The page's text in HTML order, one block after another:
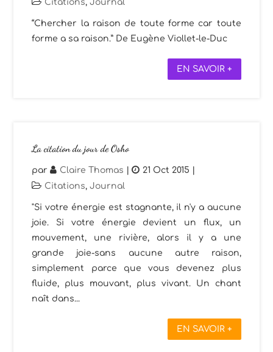
Citations,Journal
“Chercher la raison de toute forme car toute
forme a sa raison.” De Eugène Viollet-le-Duc
EN SAVOIR +
La citation du jour de Osho
par Claire Thomas | 21 Oct 2015
Citations,Journal
"Si votre énergie est stagnante, il n'y a aucune
joie. Si votre énergie devient un flux, un
mouvement, une rivière, alors il y a une
grande joie-sans aucune autre raison,
simplement parce que vous devenez plus
fluide, plus mouvant, plus vivant. Un chant
naît dans...
EN SAVOIR +